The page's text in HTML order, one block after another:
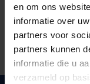
en om ons
informatie over
partners voor
partners kunnen
informatie die u
verzameld op